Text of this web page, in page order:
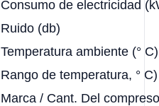
Consumo de electricidad
Ruido (db)
Temperatura ambiente (° C)
Rango de temperatura, ° C)
Marca / Cant. Del